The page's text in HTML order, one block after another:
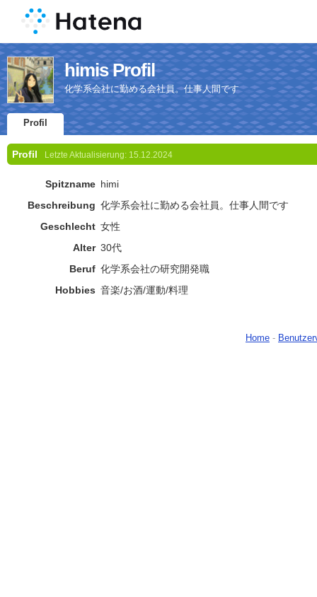
himis Profil
化学系会社に勤める会社員。仕事人間です
Profil
Profil Letzte Aktualisierung: 15.12.2024
Spitzname himi
Beschreibung 化学系会社に勤める会社員。仕事人間です
Geschlecht 女性
Alter 30代
Beruf 化学系会社の研究開発職
Hobbies 音楽/お酒/運動/料理
Home -